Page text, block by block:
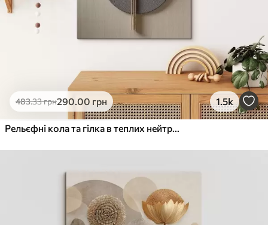
Стійкість до вицвітання
Безпечне чорнило без запаху
Поверхня з текстурою полотна
Еко-Преміум
.00грн
✓Яскраві, насичені кольори
Поверхня з текстурою полотна
Екологічний матеріал
483.33грн290.00 грн 1.5k
Рельєфні кола та гілка в теплих нейтральних тонах